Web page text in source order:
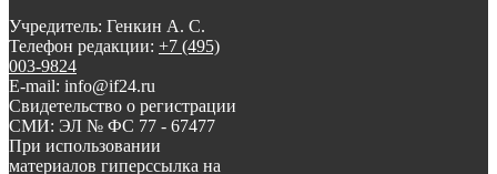
Учредитель: Генкин А. С.
Телефон редакции: +7 (495)
003-9824
E-mail: info@if24.ru
Свидетельство о регистрации
СМИ: ЭЛ № ФС 77 - 67477
При использовании
материалов гиперссылка на